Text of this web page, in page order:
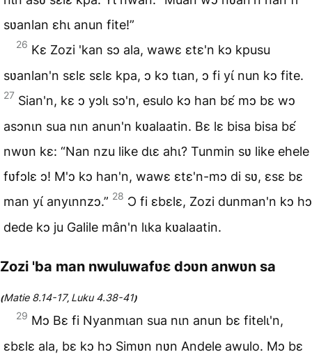
sʋanlan ɛhɩ anun fite!”
26 Kɛ Zozi 'kan sɔ ala, wawɛ ɛtɛ'n kɔ kpusu
sʋanlan'n sɛlɛ sɛlɛ kpa, ɔ kɔ tɩan, ɔ fi yɩ́ nun kɔ fite.
27 Sian'n, kɛ ɔ yɔlɩ sɔ'n, esulo kɔ han bɛ́ mɔ bɛ wɔ
asɔnɩn sua nɩn anun'n kʋalaatin. Bɛ lɛ bisa bisa bɛ́
nwʋn kɛ: “Nan nzu like dɩɛ ahɩ? Tunmin sʋ like ehele
fʋfɔlɛ ɔ! M'ɔ kɔ han'n, wawɛ ɛtɛ'n-mɔ di sʋ, ɛsɛ bɛ
man yɩ́ anyɩnnzɔ.” 28 Ɔ fi ɛbɛlɛ, Zozi dunman'n kɔ hɔ
dede kɔ ju Galile mân'n lɩka kʋalaatin.
Zozi 'ba man nwuluwafʋɛ dɔʋn anwʋn sa
(Matie 8.14-17, Luku 4.38-41)
29 Mɔ Bɛ fi Nyanmɩan sua nɩn anun bɛ fitelɩ'n,
ɛbɛlɛ ala, bɛ kɔ hɔ Simʋn nʋn Andele awulo. Mɔ bɛ